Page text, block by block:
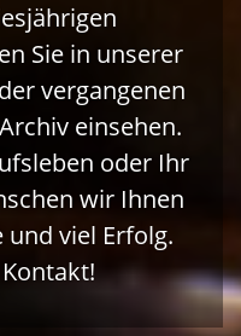
Sie in unserer
vergangenen
einsehen.
oder Ihr
wir Ihnen
viel Erfolg.